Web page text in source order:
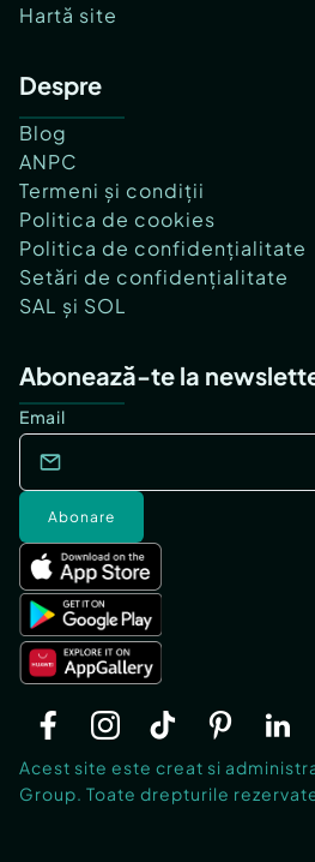
Hartă site
Despre
Blog
ANPC
Termeni și condiții
Politica de cookies
Politica de confidențialitate
Setări de confidențialitate
SAL și SOL
Abonează-te la
Email
Abonare
Acest site este creat si
Group. Toate drepturile